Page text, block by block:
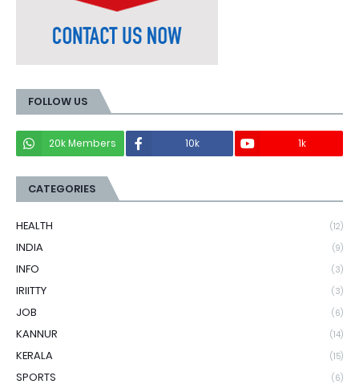
FOLLOW US
20k Members 10k 1k
CATEGORIES
HEALTH (12)
INDIA (9)
INFO (3)
IRIITTY (3)
JOB (6)
KANNUR (14)
KERALA (15)
SPORTS (6)